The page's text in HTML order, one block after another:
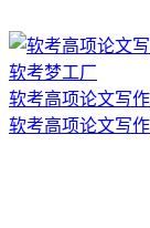
软考高项论文写
软考高项论文写